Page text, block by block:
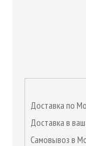
Доставка по
Доставка в
Самовывоз в